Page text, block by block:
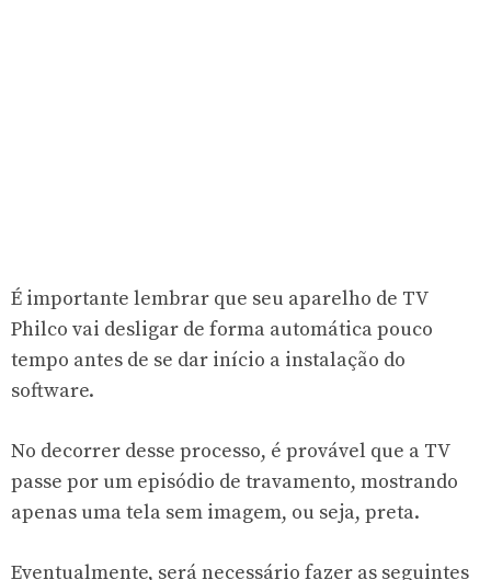
É importante lembrar que seu aparelho de TV
Philco vai desligar de forma automática pouco
tempo antes de se dar início a instalação do
software.
No decorrer desse processo, é provável que a TV
passe por um episódio de travamento, mostrando
apenas uma tela sem imagem, ou seja, preta.
Eventualmente, será necessário fazer as seguintes